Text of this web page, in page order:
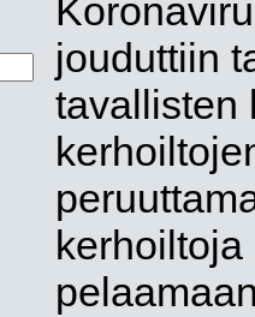
jouduttiin
tavallisten